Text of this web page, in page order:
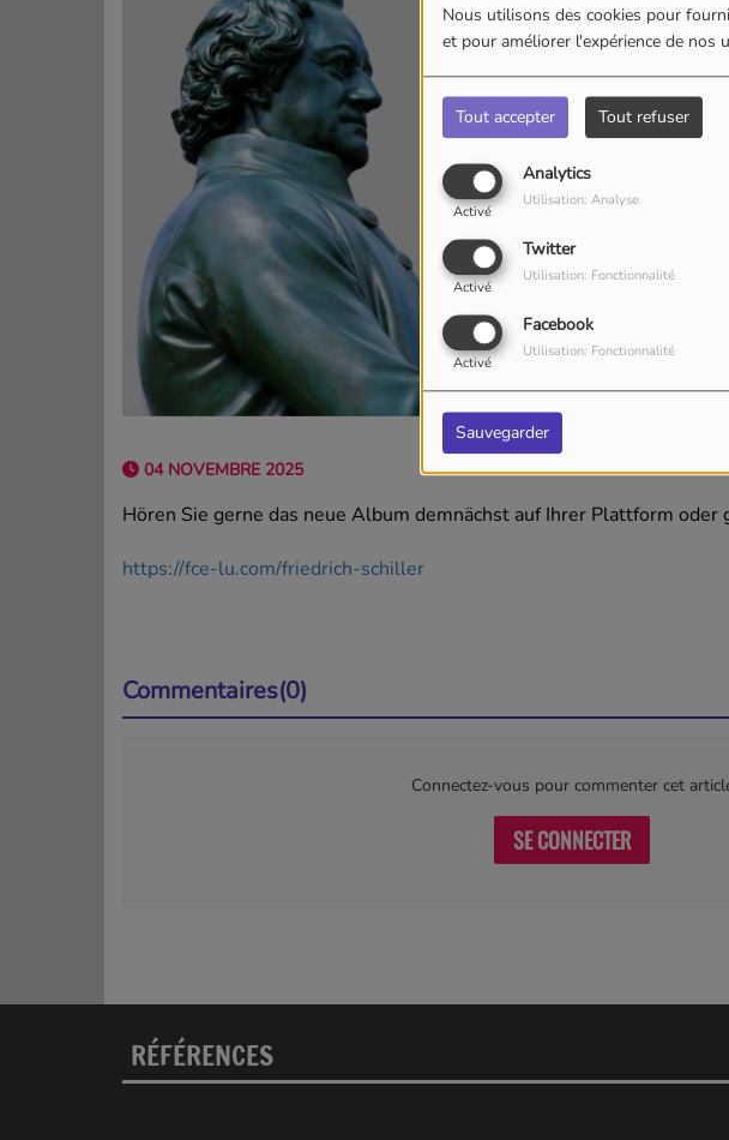
Nous utilisons des cookies pour
et pour améliorer l'expérience de nos
Tout accepter Tout refuser
Analytics
Activé
Utilisation: Analyse
Twitter
Activé
Utilisation: Fonctionnalité
Facebook
Activé
Utilisation: Fonctionnalité
Sauvegarder
04 NOVEMBRE 2025
Hören Sie gerne das neue Album demnächst auf Ihrer Plattform oder
https://fce-lu.com/friedrich-schiller
Commentaires(0)
Connectez-vous pour commenter cet
SE CONNECTER
RÉFÉRENCES